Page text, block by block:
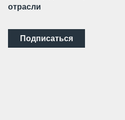
отрасли
Подписаться